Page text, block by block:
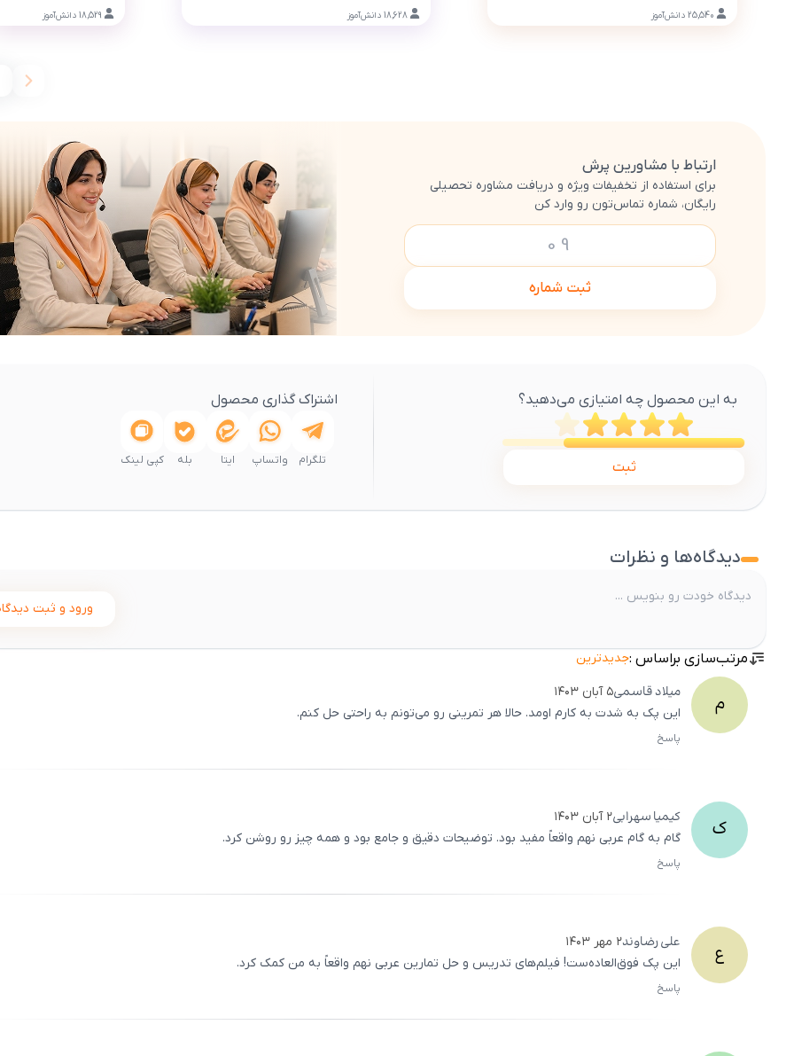
25,540 دانش‌آموز 18,628 دانش‌آموز 18,529 دانش‌آموز
ارتباط با مشاورین پرش
برای استفاده از تخفیفات ویژه و دریافت مشاوره تحصیلی
رایگان، شماره تماس‌تون رو وارد کن
ثبت شماره
به این محصول چه امتیازی می‌دهید؟
ثبت
اشتراک گذاری محصول
تلگرام واتساپ ایتا بله کپی لینک
دیدگاه‌ها و نظرات
ورود و ثبت
مرتب‌سازی براساس :جدیدترین
م میلادقاسمی۵ آبان ۱۴۰۳
این پک به شدت به کارم اومد. حالا هر تمرینی رو می‌تونم به راحتی حل کنم.
پاسخ
ک کیمیاسهرابی۲ آبان ۱۴۰۳
گام به گام عربی نهم واقعاً مفید بود. توضیحات دقیق و جامع بود و همه چیز رو روشن کرد.
پاسخ
ع علیرضاوند۲ مهر ۱۴۰۳
این پک فوق‌العاده‌ست! فیلم‌های تدریس و حل تمارین عربی نهم واقعاً به من کمک کرد.
پاسخ